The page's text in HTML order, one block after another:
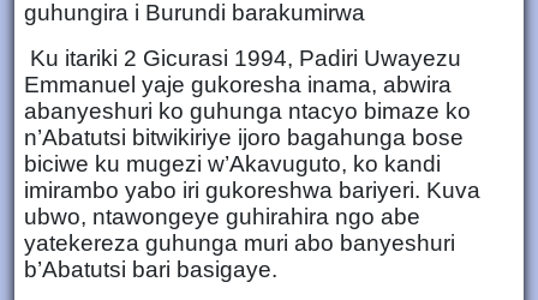
guhungira i Burundi barakumirwa
Ku itariki 2 Gicurasi 1994, Padiri Uwayezu
Emmanuel yaje gukoresha inama, abwira
abanyeshuri ko guhunga ntacyo bimaze ko
n’Abatutsi bitwikiriye ijoro bagahunga bose
biciwe ku mugezi w’Akavuguto, ko kandi
imirambo yabo iri gukoreshwa bariyeri. Kuva
ubwo, ntawongeye guhirahira ngo abe
yatekereza guhunga muri abo banyeshuri
b’Abatutsi bari basigaye.